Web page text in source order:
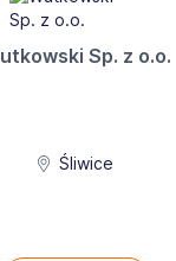
Sp. z o.o.
Śliwice